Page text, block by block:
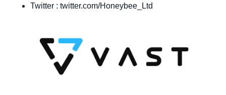
Twitter : twitter.com/Honeybee_Ltd